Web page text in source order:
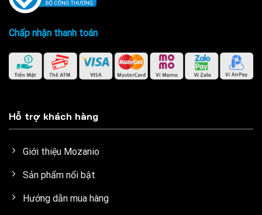
Chấp nhận thanh toán
Hỗ trợ khách hàng
Giới thiệu Mozanio
Sản phẩm nổi bật
Hướng dẫn mua hàng